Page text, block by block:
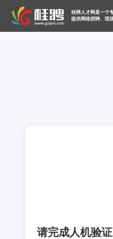
桂聘人才网是一个
提供网络招聘、现
请完成人机验